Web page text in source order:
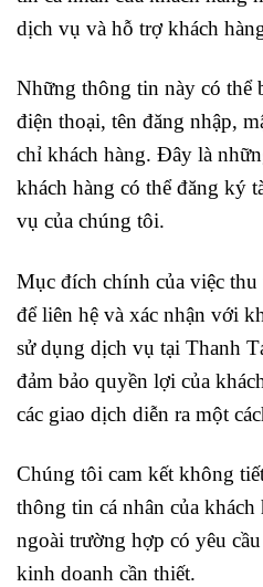
dịch vụ và hỗ trợ khách
Những thông tin này có thể
điện thoại, tên đăng nhập,
chỉ khách hàng. Đây là
khách hàng có thể đăng ký
vụ của chúng tôi.
Mục đích chính của việc
để liên hệ và xác nhận với
sử dụng dịch vụ tại Thanh
đảm bảo quyền lợi của
các giao dịch diễn ra một
Chúng tôi cam kết không
thông tin cá nhân của
ngoài trường hợp có yêu
kinh doanh cần thiết.